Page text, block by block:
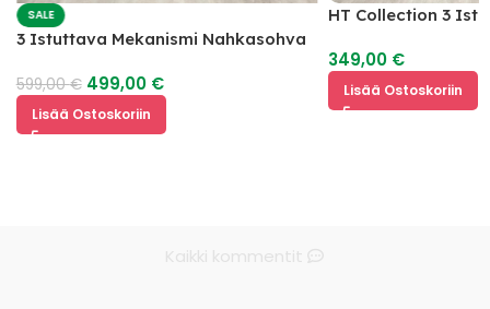
SALE
3 Istuttava Mekanismi Nahkasohva
599,00€ 499,00 €
Lisää Ostoskoriin
HT Collection 3
349,00 €
Lisää Ostoskoriin